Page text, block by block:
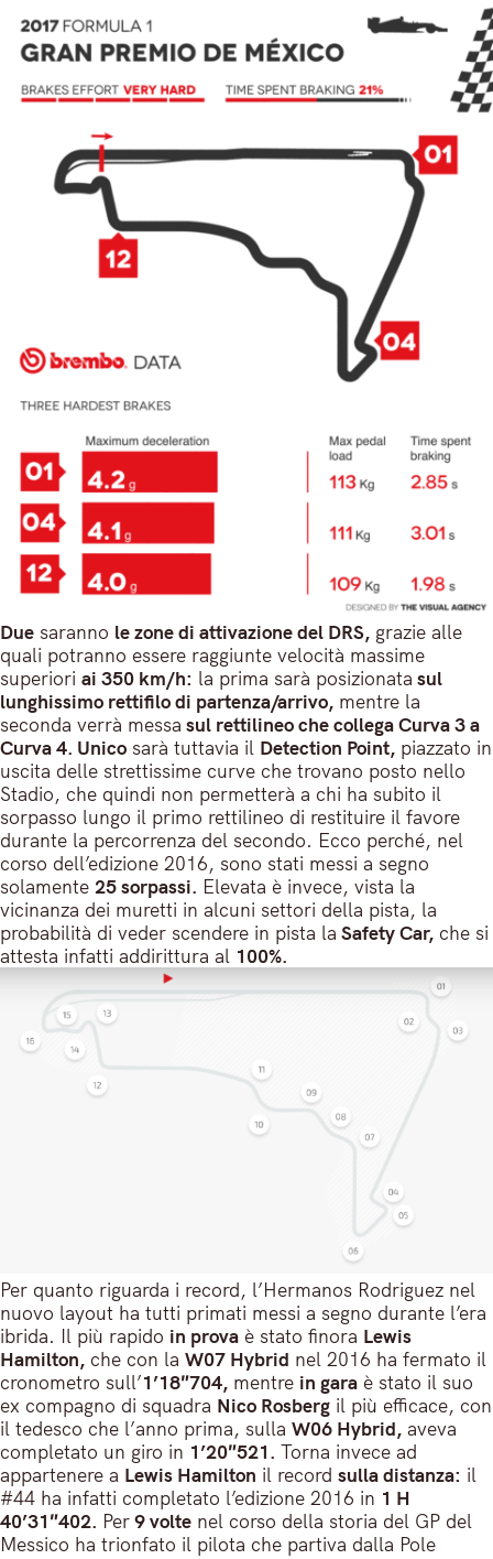
Due saranno le zone di attivazione del DRS, grazie alle
quali potranno essere raggiunte velocità massime
superiori ai 350 km/h: la prima sarà posizionata sul
lunghissimo rettifilo di partenza/arrivo, mentre la
seconda verrà messa sul rettilineo che collega Curva 3 a
Curva 4. Unico sarà tuttavia il Detection Point, piazzato in
uscita delle strettissime curve che trovano posto nello
Stadio, che quindi non permetterà a chi ha subito il
sorpasso lungo il primo rettilineo di restituire il favore
durante la percorrenza del secondo. Ecco perché, nel
corso dell’edizione 2016, sono stati messi a segno
solamente 25 sorpassi. Elevata è invece, vista la
vicinanza dei muretti in alcuni settori della pista, la
probabilità di veder scendere in pista la Safety Car, che si
attesta infatti addirittura al 100%.
Per quanto riguarda i record, l’Hermanos Rodriguez nel
nuovo layout ha tutti primati messi a segno durante l’era
ibrida. Il più rapido in prova è stato finora Lewis
Hamilton, che con la W07 Hybrid nel 2016 ha fermato il
cronometro sull’1’18″704, mentre in gara è stato il suo
ex compagno di squadra Nico Rosberg il più efficace, con
il tedesco che l’anno prima, sulla W06 Hybrid, aveva
completato un giro in 1’20″521. Torna invece ad
appartenere a Lewis Hamilton il record sulla distanza: il
#44 ha infatti completato l’edizione 2016 in 1 H
40’31″402. Per9 volte nel corso della storia del GP del
Messico ha trionfato il pilota che partiva dalla Pole